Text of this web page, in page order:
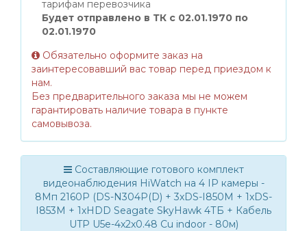
тарифам перевозчика
Будет отправлено в ТК с 02.01.1970 по
02.01.1970
Обязательно оформите заказ на
заинтересовавший вас товар перед приездом к
нам.
Без предварительного заказа мы не можем
гарантировать наличие товара в пункте
самовывоза.
Составляющие готового комплект
видеонаблюдения HiWatch на 4 IP камеры -
8Мп 2160P (DS-N304P(D) + 3хDS-I850M + 1хDS-
I853M + 1хHDD Seagate SkyHawk 4ТБ + Кабель
UTP U5e-4x2x0.48 Cu indoor - 80м)